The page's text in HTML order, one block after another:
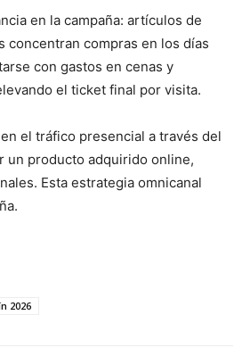
en la campaña: artículos de
concentran compras en los días
con gastos en cenas y
el ticket final por visita.
el tráfico presencial a través del
un producto adquirido online,
Esta estrategia omnicanal
2026